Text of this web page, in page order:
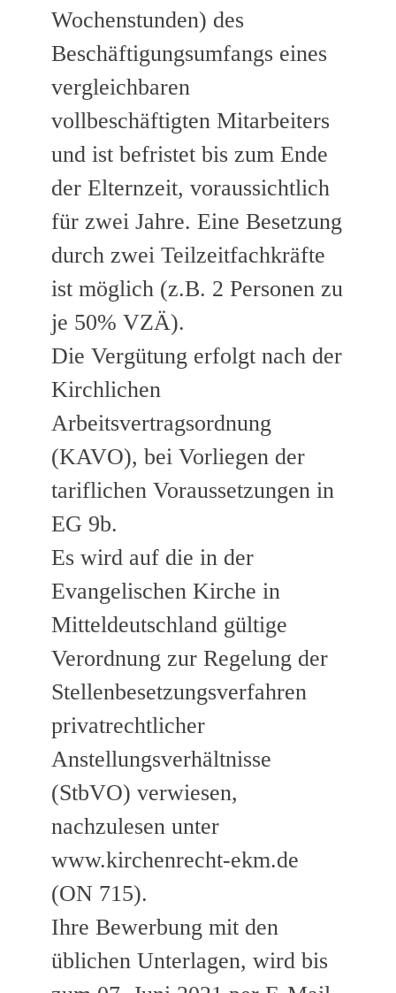
Wochenstunden) des
Beschäftigungsumfangs eines
vergleichbaren
vollbeschäftigten Mitarbeiters
und ist befristet bis zum Ende
der Elternzeit, voraussichtlich
für zwei Jahre. Eine Besetzung
durch zwei Teilzeitfachkräfte
ist möglich (z.B. 2 Personen zu
je 50% VZÄ).
Die Vergütung erfolgt nach der
Kirchlichen
Arbeitsvertragsordnung
(KAVO), bei Vorliegen der
tariflichen Voraussetzungen in
EG 9b.
Es wird auf die in der
Evangelischen Kirche in
Mitteldeutschland gültige
Verordnung zur Regelung der
Stellenbesetzungsverfahren
privatrechtlicher
Anstellungsverhältnisse
(StbVO) verwiesen,
nachzulesen unter
www.kirchenrecht-ekm.de
(ON 715).
Ihre Bewerbung mit den
üblichen Unterlagen, wird bis